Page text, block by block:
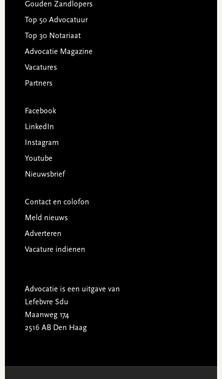
Gouden Zandlopers
Top 50 Advocatuur
Top 30 Notariaat
Advocatie Magazine
Vacatures
Partners
Facebook
LinkedIn
Instagram
Youtube
Nieuwsbrief
Contact en colofon
Meld nieuws
Adverteren
Vacature indienen
Advocatie is een uitgave van
Lefebvre Sdu
Maanweg 174
2516 AB Den Haag